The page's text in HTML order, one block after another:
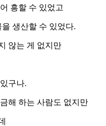
흥할 수 있었고
생산할 수 있었다.
않는 게 없지만
구나.
해 하는 사람도 없지만